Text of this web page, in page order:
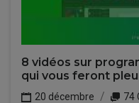
8 vidéos sur
qui vous feront
20 décembre
74